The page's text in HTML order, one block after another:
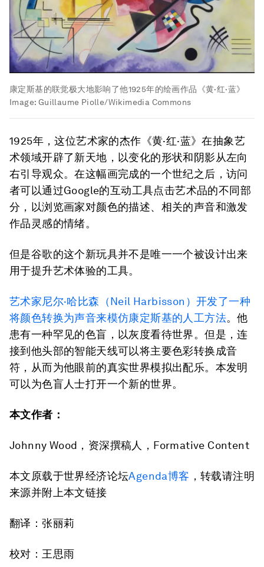
康定斯基的联觉极大地影响了他1925年的绘画作品《黄·红·蓝》
Image: Guillaume Piolle/Wikimedia Commons
1925年，这位艺术家的杰作《黄·红·蓝》在抽象艺
术领域开辟了新天地，以变化的形状和阴影从左向
右引导观众。在这幅画完成的一个世纪之后，访问
者可以通过Google的互动工具点击艺术品的不同部
分，以浏览画家对颜色的描述、相关的声音和激发
作品灵感的情绪。
但是谷歌的这个新玩具并不是唯一一个被设计出来
用于提升艺术体验的工具。
艺术家尼尔·哈比森（Neil Harbisson）开发了一种
将颜色转换为声音来模仿康定斯基的人工方法。他
患有一种罕见的色盲，以灰度看待世界。但是，连
接到他头部的智能天线可以将主要色彩转换成音
符，从而为他眼前的真实世界模拟出配乐。本发明
可以为色盲人士打开一个新的世界。
本文作者：
Johnny Wood，资深撰稿人，Formative Content
本文原载于世界经济论坛Agenda博客 ，转载请注明
来源并附上本文链接
翻译：张丽莉
校对：王思雨